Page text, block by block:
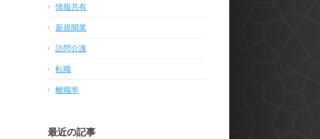
情報共有
新規開業
訪問介護
転職
離職率
最近の記事